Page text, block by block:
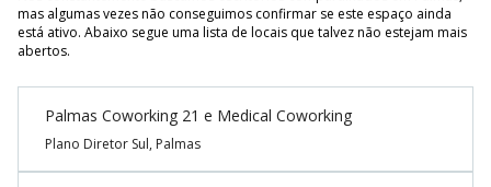
mas algumas vezes não conseguimos confirmar se este espaço ainda
está ativo. Abaixo segue uma lista de locais que talvez não estejam mais
abertos.
Palmas Coworking 21 e Medical Coworking
Plano Diretor Sul, Palmas